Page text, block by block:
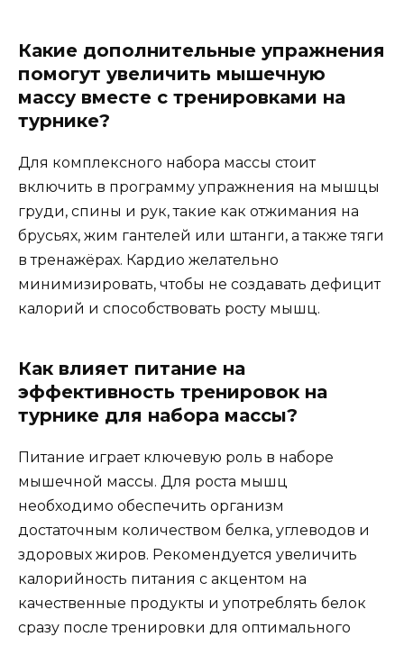
Какие дополнительные упражнения
помогут увеличить мышечную
массу вместе с тренировками на
турнике?
Для комплексного набора массы стоит
включить в программу упражнения на мышцы
груди, спины и рук, такие как отжимания на
брусьях, жим гантелей или штанги, а также тяги
в тренажёрах. Кардио желательно
минимизировать, чтобы не создавать дефицит
калорий и способствовать росту мышц.
Как влияет питание на
эффективность тренировок на
турнике для набора массы?
Питание играет ключевую роль в наборе
мышечной массы. Для роста мышц
необходимо обеспечить организм
достаточным количеством белка, углеводов и
здоровых жиров. Рекомендуется увеличить
калорийность питания с акцентом на
качественные продукты и употреблять белок
сразу после тренировки для оптимального